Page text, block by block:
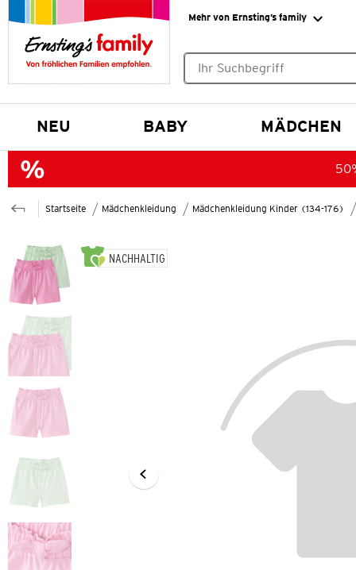
Mehr von Ernsting’s family
NEU BABY MÄDCHEN
Startseite Mädchenkleidung Mädchenkleidung Kinder (134-176)
NACHHALTIG